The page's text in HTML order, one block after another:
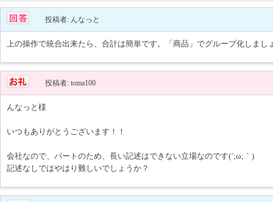
投稿者: んなっと
上の操作で統合出来たら、合計は簡単です。「商品」でグループ化しまし
投稿者: toma100
んなっと様
いつもありがとうございます！！
会社なので、パートのため、長い記述はできない立場なのです(´;ω;｀)
記述なしではやはり難しいでしょうか？